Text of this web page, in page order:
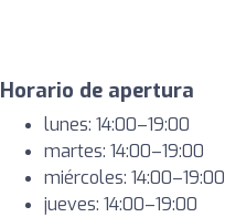
Horario de apertura
lunes: 14:00–19:00
martes: 14:00–19:00
miércoles: 14:00–19:00
jueves: 14:00–19:00